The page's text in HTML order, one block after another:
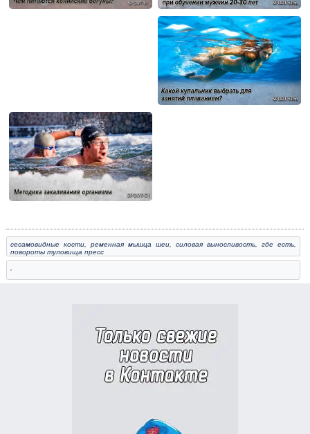
сесамовидные кости, ременная мышца шеи ,силовая выносливость ,где есть
повороты туловища пресс